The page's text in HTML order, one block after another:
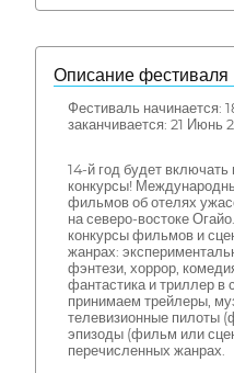
Описание фестиваля
Фестиваль
заканчивается: 21 Июнь
14-й год будет
конкурсы!
фильмов об отелях
на северо-востоке
конкурсы фильмов и
жанрах:
фэнтези, хоррор,
фантастика и триллер в
принимаем трейлеры,
телевизионные пилоты
эпизоды (фильм или
перечисленных жанрах.